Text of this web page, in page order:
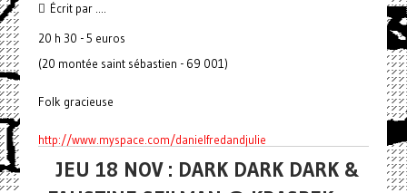
Écrit par ....
20 h 30 - 5 euros
(20 montée saint sébastien - 69 001)
Folk gracieuse
http://www.myspace.com/danielfredandjulie
JEU 18 NOV : DARK DARK DARK &